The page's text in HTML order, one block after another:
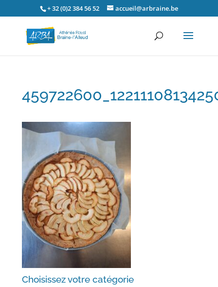
+ 32 (0)2 384 56 52 accueil@arbraine.be
Choisissez votre catégorie